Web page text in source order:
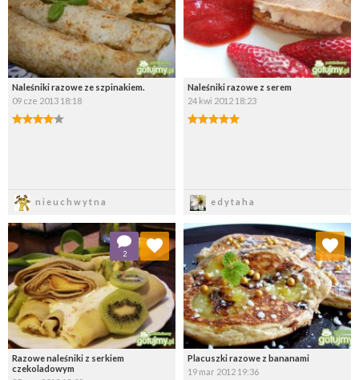
Naleśniki razowe ze szpinakiem.
09 cze 2013 18:18
nieuchwytna
Naleśniki razowe z serem
24 kwi 2012 18:23
edytaha
Razowe naleśniki z serkiem
czekoladowym
2
Dodaj do ulubionych
Wybierz listę:
Placuszki razowe z bananami
19 mar 2012 19:36
Dodaj do ulubionych
Wybierz listę: